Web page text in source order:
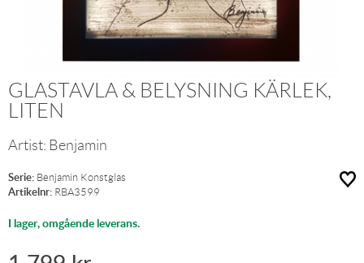
GLASTAVLA & BELYSNING KÄRLEK,
LITEN
Artist: Benjamin
Serie: Benjamin Konstglas
Artikelnr: RBA3599
I lager, omgående leverans.